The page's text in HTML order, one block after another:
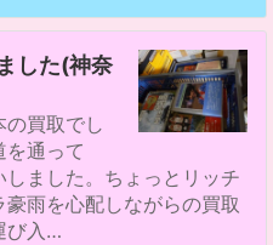
した(神奈
買取でし
を通って
しました。ちょっとリッチ
雨を心配しながらの買取
び入…